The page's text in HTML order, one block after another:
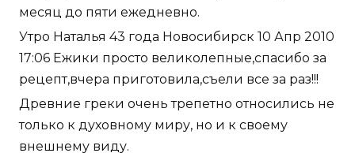
месяц до пяти ежедневно.
Утро Наталья 43 года Новосибирск 10 Апр 2010
17:06 Ежики просто великолепные,спасибо за
рецепт,вчера приготовила,съели все за раз!!!
Древние греки очень трепетно относились не
только к духовному миру, но и к своему
внешнему виду.